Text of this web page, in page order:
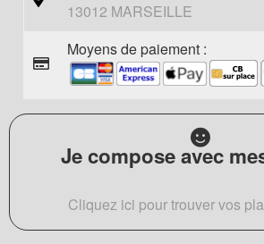
13012 MARSEILLE
Moyens de paiement :
Je compose avec
Cliquez ici pour trouver vos